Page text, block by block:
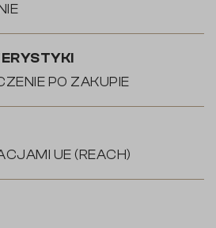
PO ZAKUPIE
UE (REACH)